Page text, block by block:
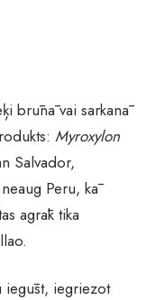
brūnā vai sarkanā
Myroxylon
Salvador,
Peru, kā
agrāk tika
iegūst, iegriezot